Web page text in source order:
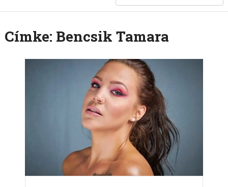
Címke: Bencsik Tamara